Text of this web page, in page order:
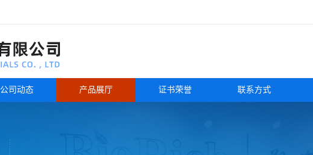
公司动态 产品展厅 证书荣誉 联系方式